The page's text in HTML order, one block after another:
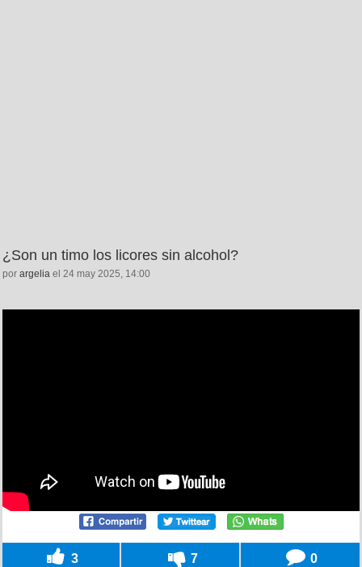
¿Son un timo los licores sin alcohol?
por argelia el 24 may 2025, 14:00
3 7 0